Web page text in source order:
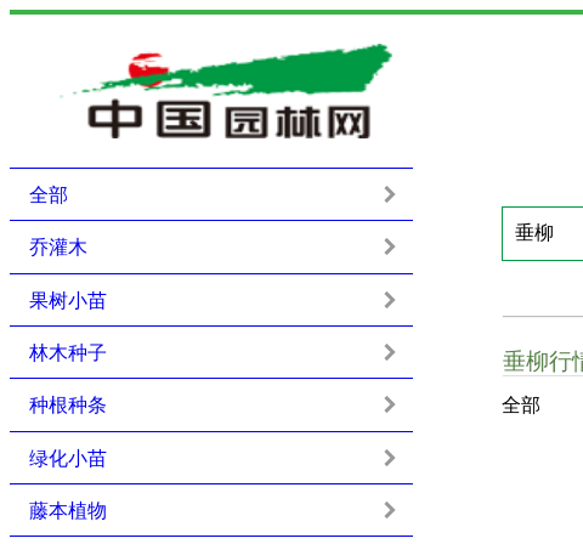
垂柳行
全部
全部
乔灌木
果树小苗
林木种子
种根种条
绿化小苗
藤本植物